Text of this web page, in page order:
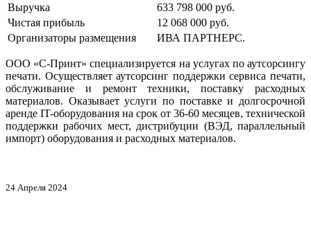
Выручка
633 798 000 руб.
Чистая прибыль
12 068 000 руб.
Организаторы размещения
ИВА ПАРТНЕРС.
ООО «С-Принт» специализируется на услугах по аутсорсингу
печати. Осуществляет аутсорсинг поддержки сервиса печати,
обслуживание и ремонт техники, поставку расходных
материалов. Оказывает услуги по поставке и долгосрочной
аренде IT-оборудования на срок от 36-60 месяцев, технической
поддержки рабочих мест, дистрибуции (ВЭД, параллельный
импорт) оборудования и расходных материалов.
24 Апреля 2024